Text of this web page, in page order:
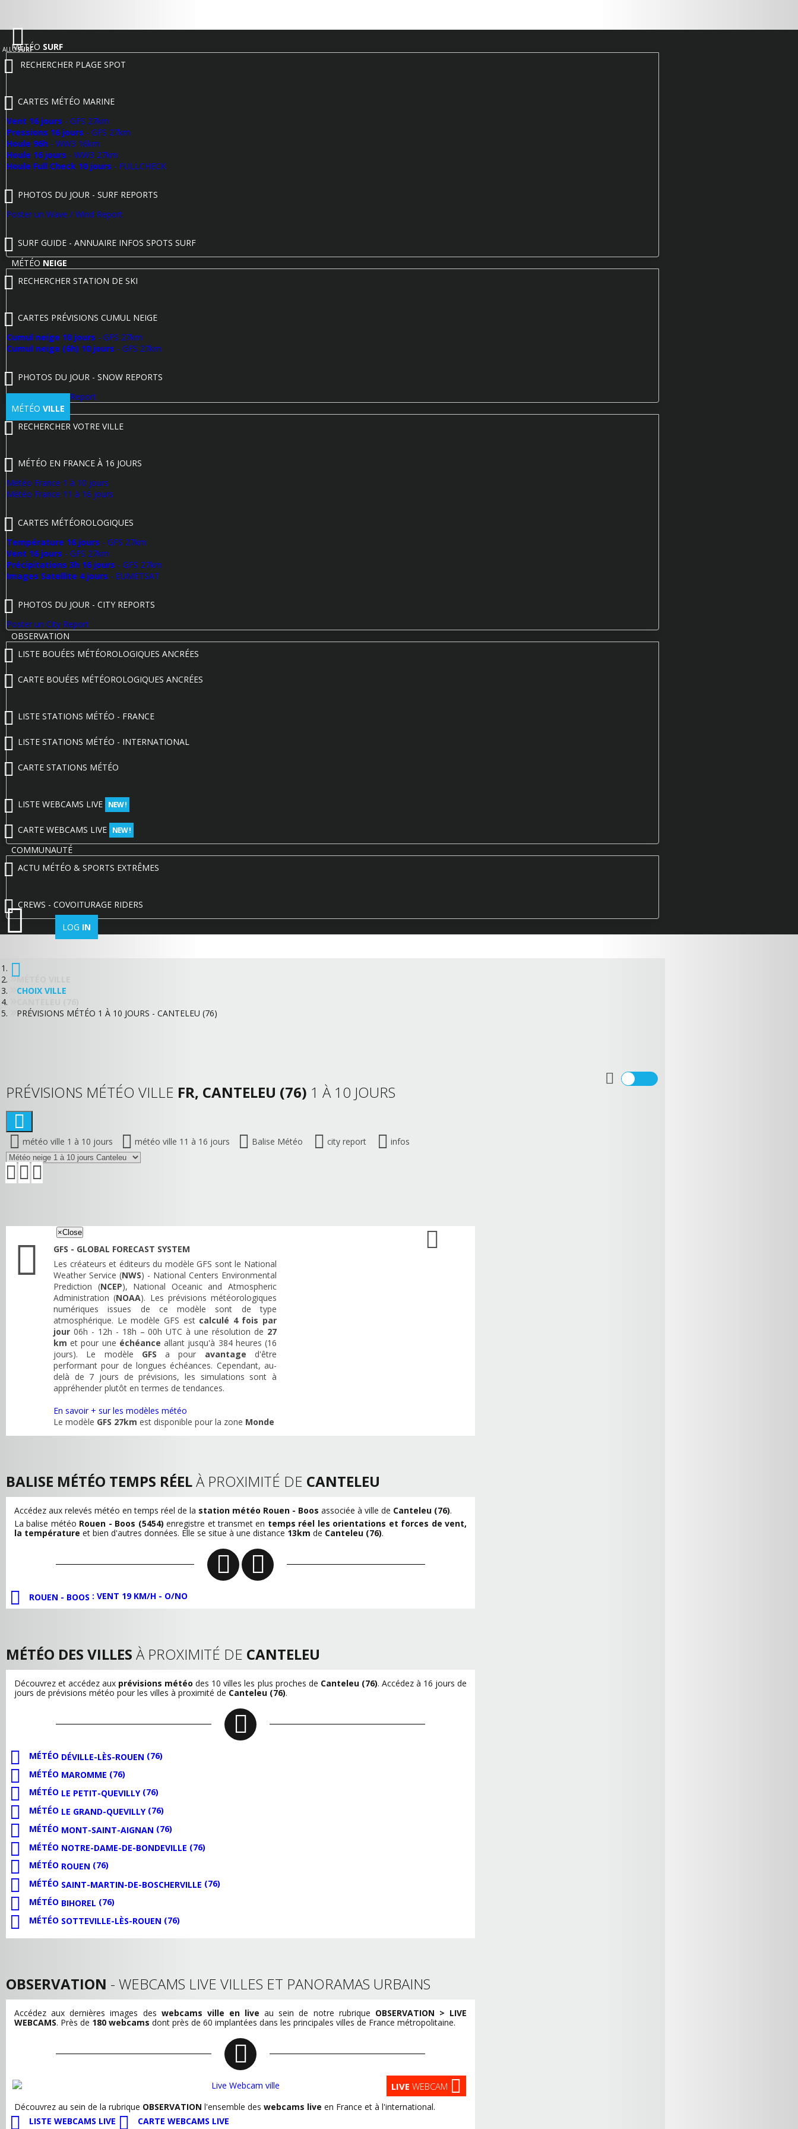
ALLOSURF
MÉTÉO SURF
RECHERCHER PLAGE SPOT
CARTES MÉTÉO MARINE
Vent 16 jours - GFS 27km
Pressions 16 jours - GFS 27km
Houle 96h - WW3 16km
Houle 16 jours - WW3 27km
Houle Full Check 10 jours - FULLCHECK
PHOTOS DU JOUR - SURF REPORTS
Poster un Wave / Wind Report
SURF GUIDE - ANNUAIRE INFOS SPOTS SURF
MÉTÉO NEIGE
RECHERCHER STATION DE SKI
CARTES PRÉVISIONS CUMUL NEIGE
Cumul neige 10 jours - GFS 27km
Cumul neige (6h) 10 jours - GFS 27km
PHOTOS DU JOUR - SNOW REPORTS
Poster un Snow Report
MÉTÉO VILLE
RECHERCHER VOTRE VILLE
MÉTÉO EN FRANCE À 16 JOURS
Météo France 1 à 10 jours
Météo France 11 à 16 jours
CARTES MÉTÉOROLOGIQUES
Température 16 jours - GFS 27km
Vent 16 jours - GFS 27km
Précipitations 3h 16 jours - GFS 27km
Images Satellite 4 jours - EUMETSAT
PHOTOS DU JOUR - CITY REPORTS
Poster un City Report
OBSERVATION
LISTE BOUÉES MÉTÉOROLOGIQUES ANCRÉES
CARTE BOUÉES MÉTÉOROLOGIQUES ANCRÉES
LISTE STATIONS MÉTÉO - FRANCE
LISTE STATIONS MÉTÉO - INTERNATIONAL
CARTE STATIONS MÉTÉO
LISTE WEBCAMS LIVE NEW !
CARTE WEBCAMS LIVE NEW !
COMMUNAUTÉ
ACTU MÉTÉO & SPORTS EXTRÊMES
CREWS - COVOITURAGE RIDERS
LOG IN
MÉTÉO VILLE
CHOIX VILLE
PRÉVISIONS MÉTÉO 1 À 10 JOURS - CANTELEU (76)
PRÉVISIONS MÉTÉO VILLE FR, CANTELEU (76) 1 À 10 JOURS
météo ville 1 à 10 jours météo ville 11 à 16 jours Balise Météo city report infos
×Close
GFS - GLOBAL FORECAST SYSTEM
Les créateurs et éditeurs du modèle GFS sont le National
Weather Service (NWS) - National Centers Environmental
Prediction (NCEP), National Oceanic and Atmospheric
Administration (NOAA). Les prévisions météorologiques
numériques issues de ce modèle sont de type
atmosphérique. Le modèle GFS est calculé 4 fois par
jour 06h - 12h - 18h – 00h UTC à une résolution de 27
km et pour une échéance allant jusqu'à 384 heures (16
jours). Le modèle GFS a pour avantage d'être
performant pour de longues échéances. Cependant, au-
delà de 7 jours de prévisions, les simulations sont à
appréhender plutôt en termes de tendances.
En savoir + sur les modèles météo
Le modèle GFS 27km est disponible pour la zone Monde
BALISE MÉTÉO TEMPS RÉELÀ PROXIMITÉ DE CANTELEU
Accédez aux relevés météo en temps réel de la station météo Rouen - Boos associée à ville de Canteleu (76).
La balise météo Rouen - Boos (5454)enregistre et transmet en temps réel les orientations et forces de vent,
la température et bien d'autres données. Elle se situe à une distance 13km de Canteleu (76).
ROUEN - BOOS : VENT 19 KM/H - O/NO
MÉTÉO DES VILLES À PROXIMITÉ DE CANTELEU
Découvrez et accédez aux prévisions météo des 10 villes les plus proches de Canteleu (76). Accédez à 16 jours de
jours de prévisions météo pour les villes à proximité de Canteleu (76).
MÉTÉO DÉVILLE-LÈS-ROUEN (76)
MÉTÉO MAROMME (76)
MÉTÉO LE PETIT-QUEVILLY (76)
MÉTÉO LE GRAND-QUEVILLY (76)
MÉTÉO MONT-SAINT-AIGNAN (76)
MÉTÉO NOTRE-DAME-DE-BONDEVILLE (76)
MÉTÉO ROUEN (76)
MÉTÉO SAINT-MARTIN-DE-BOSCHERVILLE (76)
MÉTÉO BIHOREL (76)
MÉTÉO SOTTEVILLE-LÈS-ROUEN (76)
OBSERVATION - WEBCAMS LIVE VILLES ET PANORAMAS URBAINS
Accédez aux dernières images des webcams ville en live au sein de notre rubrique OBSERVATION > LIVE
WEBCAMS. Près de 180 webcams dont près de 60 implantées dans les principales villes de France métropolitaine.
LIVE WEBCAM
Découvrez au sein de la rubrique OBSERVATION l'ensemble des webcams live en France et à l'international.
LISTE WEBCAMS LIVE
CARTE WEBCAMS LIVE